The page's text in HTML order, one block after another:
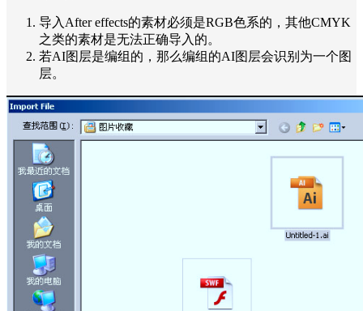
导入After effects的素材必须是RGB色系的，其他CMYK
之类的素材是无法正确导入的。
若AI图层是编组的，那么编组的AI图层会识别为一个图
层。